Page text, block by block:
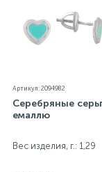
Артикул: 2094982
Серебряные
емаллю
Вес изделия, г.: 1,29